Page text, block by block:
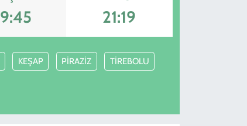
21:19
KEŞAP PİRAZİZ TİREBOLU